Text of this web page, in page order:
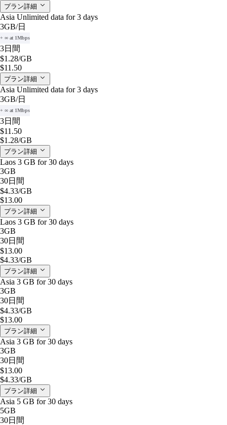
プラン詳細
Asia Unlimited data for 3 days
3GB/日
+ ∞ at 1Mbps
3日間
$1.28/GB
$11.50
プラン詳細
Asia Unlimited data for 3 days
3GB/日
+ ∞ at 1Mbps
3日間
$11.50
$1.28/GB
プラン詳細
Laos 3 GB for 30 days
3GB
30日間
$4.33/GB
$13.00
プラン詳細
Laos 3 GB for 30 days
3GB
30日間
$13.00
$4.33/GB
プラン詳細
Asia 3 GB for 30 days
3GB
30日間
$4.33/GB
$13.00
プラン詳細
Asia 3 GB for 30 days
3GB
30日間
$13.00
$4.33/GB
プラン詳細
Asia 5 GB for 30 days
5GB
30日間